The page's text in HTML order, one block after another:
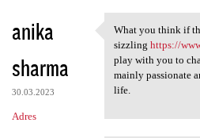
anika
sharma
30.03.2023
Adres
What you think
What you think if
sizzling https://
play with you to
mainly passionate
life.